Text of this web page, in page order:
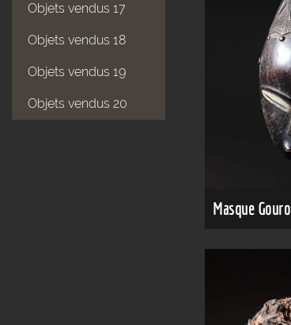
Objets vendus 17
Objets vendus 18
Objets vendus 19
Objets vendus 20
Masque Gouro